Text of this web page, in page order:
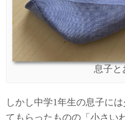
息子と
しかし中学1年生の息子に
てもらったものの「小さい